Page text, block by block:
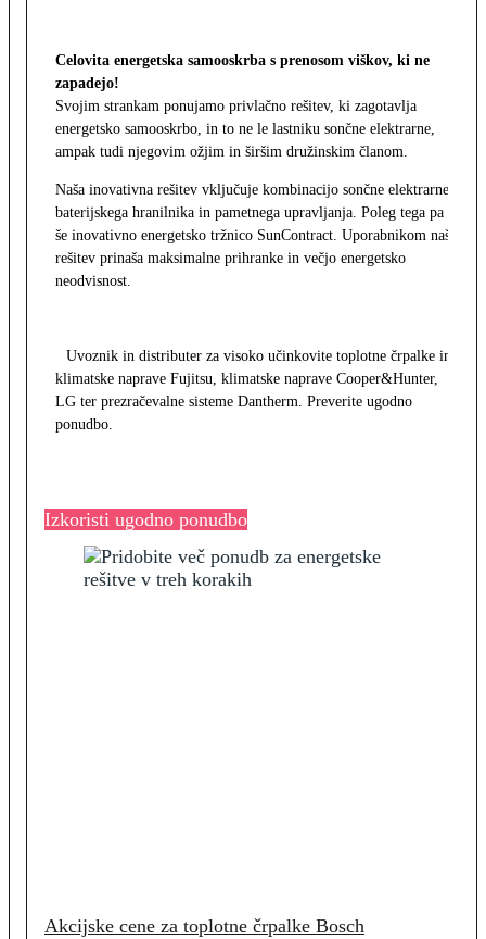
Celovita energetska samooskrba s prenosom viškov, ki ne
zapadejo!
Svojim strankam ponujamo privlačno rešitev, ki zagotavlja
energetsko samooskrbo, in to ne le lastniku sončne elektrarne,
ampak tudi njegovim ožjim in širšim družinskim članom.
Naša inovativna rešitev vključuje kombinacijo sončne elektrarne,
baterijskega hranilnika in pametnega upravljanja. Poleg tega pa
še inovativno energetsko tržnico SunContract. Uporabnikom naša
rešitev prinaša maksimalne prihranke in večjo energetsko
neodvisnost.
Uvoznik in distributer za visoko učinkovite toplotne črpalke in
klimatske naprave Fujitsu, klimatske naprave Cooper&Hunter,
LG ter prezračevalne sisteme Dantherm. Preverite ugodno
ponudbo.
Izkoristi ugodno ponudbo
Akcijske cene za toplotne črpalke Bosch